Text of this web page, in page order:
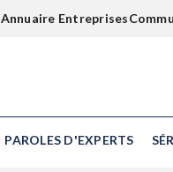
Annuaire Entreprises
PAROLES D'EXPERTS